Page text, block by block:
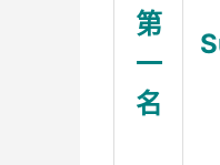
第
一
名